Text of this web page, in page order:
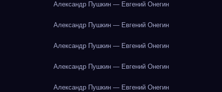
Александр Пушкин — Евгений Онегин
Александр Пушкин — Евгений Онегин
Александр Пушкин — Евгений Онегин
Александр Пушкин — Евгений Онегин
Александр Пушкин — Евгений Онегин